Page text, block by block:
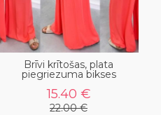
Brīvi krītošas, plata
piegriezuma bikses
15.40 €
22.00 €